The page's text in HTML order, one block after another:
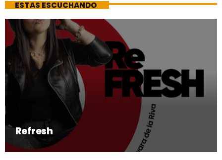
ESTAS ESCUCHANDO
Refresh